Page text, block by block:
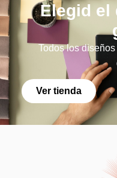
Elegid el
Todos los
Ver tienda